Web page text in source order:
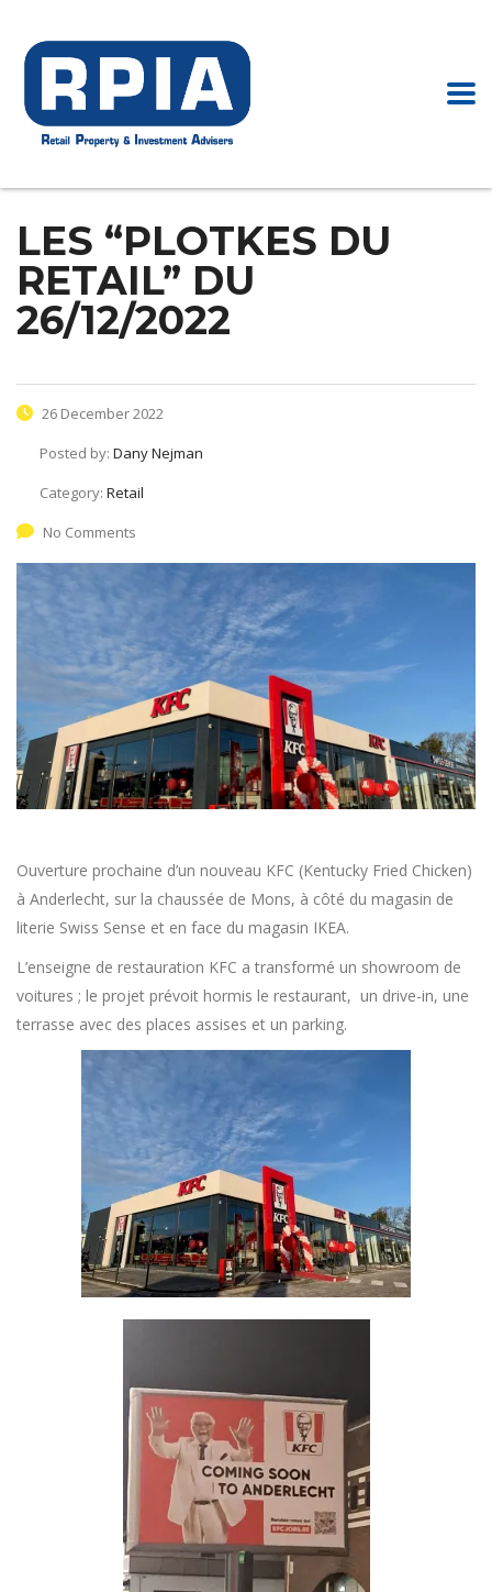
LES “PLOTKES DU
RETAIL” DU
26/12/2022
26 December 2022
Posted by: Dany Nejman
Category: Retail
No Comments
Ouverture prochaine d’un nouveau KFC (Kentucky Fried Chicken)
à Anderlecht, sur la chaussée de Mons, à côté du magasin de
literie Swiss Sense et en face du magasin IKEA.
L’enseigne de restauration KFC a transformé un showroom de
voitures ; le projet prévoit hormis le restaurant, un drive-in, une
terrasse avec des places assises et un parking.